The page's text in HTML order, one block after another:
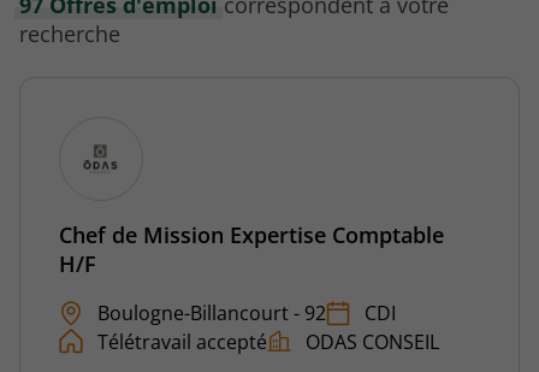
recherche
Chef de Mission Expertise Comptable
H/F
Boulogne-Billancourt - 92
CDI
Télétravail accepté
ODAS CONSEIL